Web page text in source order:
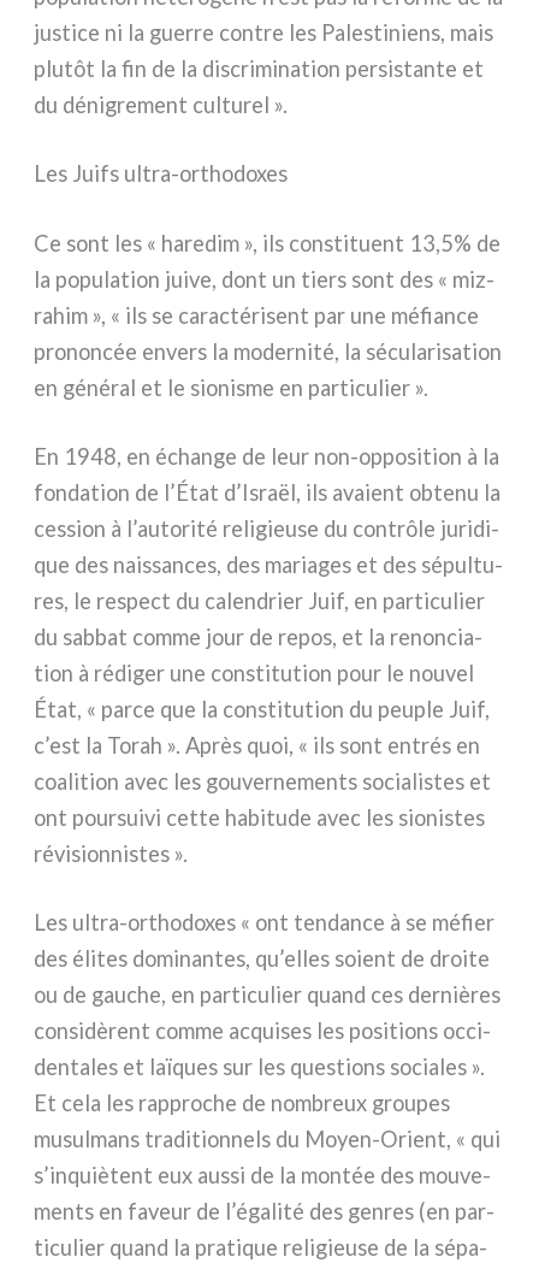
justi­ce ni la guer­re con­tre les Palestiniens, mais
plu­tôt la fin de la discri­mi­na­tion per­si­stan­te et
du déni­gre­ment cul­tu­rel ».
Les Juifs ultra-orthodoxes
Ce sont les « hare­dim », ils con­sti­tuent 13,5% de
la popu­la­tion jui­ve, dont un tiers sont des « miz­
ra­him », « ils se carac­té­ri­sent par une méfian­ce
pro­non­cée envers la moder­ni­té, la sécu­la­ri­sa­tion
en géné­ral et le sio­ni­sme en par­ti­cu­lier ».
En 1948, en échan­ge de leur non-opposition à la
fon­da­tion de l’État d’Israël, ils ava­ient obte­nu la
ces­sion à l’autorité reli­gieu­se du con­trô­le juri­di­
que des nais­san­ces, des maria­ges et des sépul­tu­
res, le respect du calen­drier Juif, en par­ti­cu­lier
du sab­bat com­me jour de repos, et la renon­cia­
tion à rédi­ger une con­sti­tu­tion pour le nou­vel
État, « par­ce que la con­sti­tu­tion du peu­ple Juif,
c’est la Torah ». Après quoi, « ils sont entrés en
coa­li­tion avec les gou­ver­ne­men­ts socia­li­stes et
ont pour­sui­vi cet­te habi­tu­de avec les sio­ni­stes
révi­sion­ni­stes ».
Les ultra-orthodoxes « ont ten­dan­ce à se méfier
des éli­tes domi­nan­tes, qu’elles soient de droi­te
ou de gau­che, en par­ti­cu­lier quand ces der­niè­res
con­si­dè­rent com­me acqui­ses les posi­tions occi­
den­ta­les et laï­ques sur les que­stions socia­les ».
Et cela les rap­pro­che de nom­breux grou­pes
musul­mans tra­di­tion­nels du Moyen-Orient, « qui
s’inquiètent eux aus­si de la mon­tée des mou­ve­
men­ts en faveur de l’égalité des gen­res (en par­
ti­cu­lier quand la pra­ti­que reli­gieu­se de la sépa­